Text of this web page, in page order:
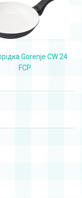
Gorenje CW 24
FCP